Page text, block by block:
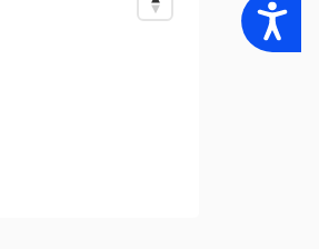
Accessibility